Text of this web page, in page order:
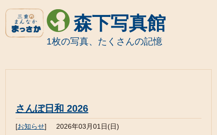
森下写真館
1枚の写真、たくさんの記憶
さんぽ日和 2026
[お知らせ] 2026年03月01日(日)